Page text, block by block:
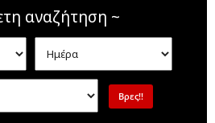
αναζήτηση ~